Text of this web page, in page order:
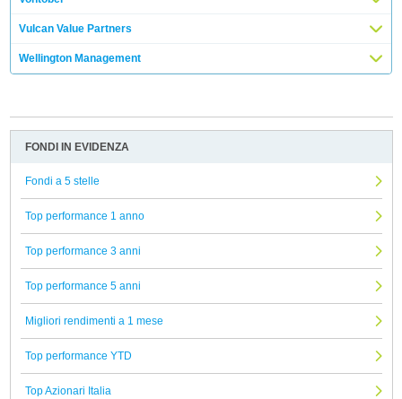
Vulcan Value Partners
Wellington Management
FONDI IN EVIDENZA
Fondi a 5 stelle
Top performance 1 anno
Top performance 3 anni
Top performance 5 anni
Migliori rendimenti a 1 mese
Top performance YTD
Top Azionari Italia